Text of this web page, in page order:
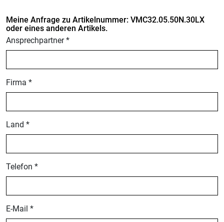
Meine Anfrage zu Artikelnummer: VMC32.05.50N.30LX
oder eines anderen Artikels.
Ansprechpartner *
Firma *
Land *
Telefon *
E-Mail *